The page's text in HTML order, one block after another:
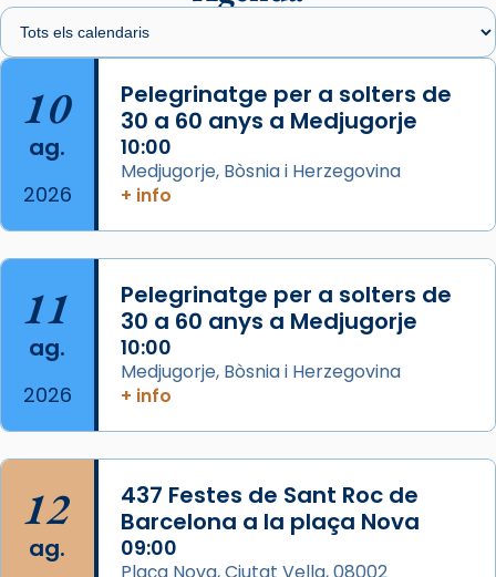
Santes de Mataró.
🔗
📸 J. Merino
Photo
View on Facebook ·
de Barcelona.
Aquest dilluns, 27 de juliol, ha tingut lloc la
missa d’acció de gràcies en agraïment al
comitè organitzador de la visita apostòlica
del Sant Pare Lleó XIV a Barcelona, i als
col·laboradors, a la Catedral de Barcelona.
L’arquebisbe de Barcelona, el cardenal Joan
Josep Omella, ha presidit la missa i l’ha
concelebrat el bisbe auxiliar de Barcelona,
Mons. David Abadías.
📸 Dr. G. Simón
10
ag.
2026
Pelegrinatge per a solters de
30 a 60 anys a Medjugorje
10:00
Medjugorje, Bòsnia i Herzegovina
+ info
11
ag.
2026
Pelegrinatge per a solters de
30 a 60 anys a Medjugorje
10:00
Medjugorje, Bòsnia i Herzegovina
+ info
12
ag.
437 Festes de Sant Roc de
Barcelona a la plaça Nova
09:00